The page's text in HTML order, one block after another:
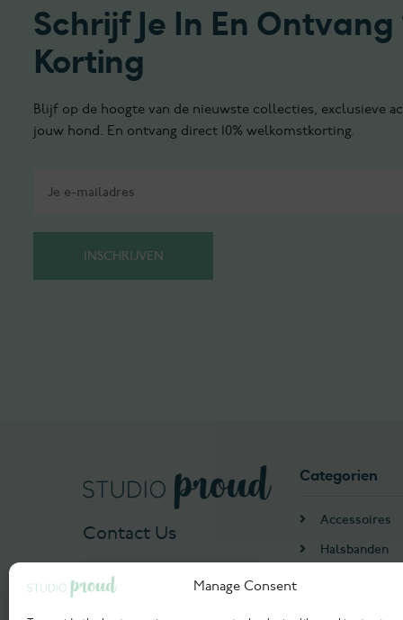
Manage Consent
Schrijf Je In En Ontvang
Korting
Blijf op de hoogte van de nieuwste collecties, exclusieve
jouw hond. En ontvang direct 10% welkomstkorting.
Contact Us
+31 655552993
Categorien
Accessoires
Halsbanden